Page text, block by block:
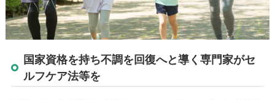
国家資格を持ち不調を回復へと導く専門家がセ
ルフケア法等を